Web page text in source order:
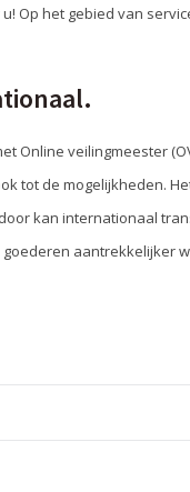
Op het gebied van
Online veilingmeester
tot de mogelijkheden.
kan internationaal
aantrekkelijker